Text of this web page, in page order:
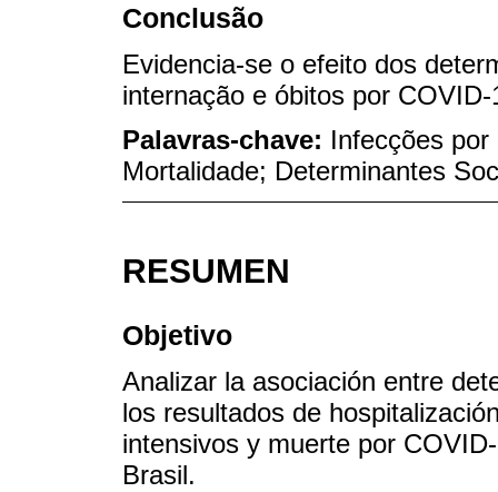
Conclusão
Evidencia-se o efeito dos
internação e óbitos por COVID-
Palavras-chave: Infecções
Mortalidade; Determinantes
RESUMEN
Objetivo
Analizar la asociación entre
los resultados de
intensivos y muerte por
Brasil.